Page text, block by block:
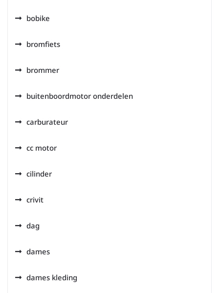
bobike
bromfiets
brommer
buitenboordmotor onderdelen
carburateur
cc motor
cilinder
crivit
dag
dames
dames kleding